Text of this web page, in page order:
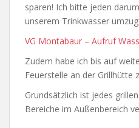
sparen! Ich bitte jeden
unserem Trinkwasser
VG Montabaur – Aufruf
Zudem habe ich bis auf
Feuerstelle an der Grillhütte
Grundsätzlich ist jedes
Bereiche im Außenbereich